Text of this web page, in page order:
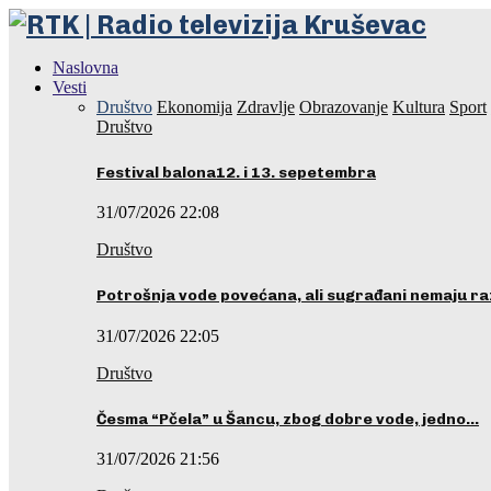
Naslovna
Vesti
Društvo Ekonomija Zdravlje Obrazovanje Kultura Sport
Društvo
Festival balona12. i 13. sepetembra
31/07/2026 22:08
Društvo
Potrošnja vode povećana, ali sugrađani nemaju
31/07/2026 22:05
Društvo
Česma “Pčela” u Šancu, zbog dobre vode, jedno…
31/07/2026 21:56